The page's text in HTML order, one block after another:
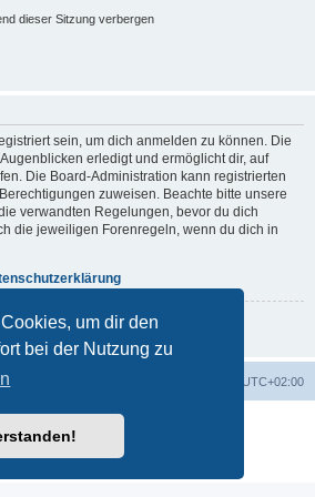
um dir den
bei der Nutzung zu
dieser Sitzung verbergen
sein, um dich anmelden zu können. Die
erledigt und ermöglicht dir, auf
Die Board-Administration kann registrierten
zuweisen. Beachte bitte unsere
verwandten Regelungen, bevor du dich
die jeweiligen Forenregeln, wenn du dich in
UTC+02:00
® Forum Software © phpBB Limited
Übersetzung durch
|Nutzungsbedingungen